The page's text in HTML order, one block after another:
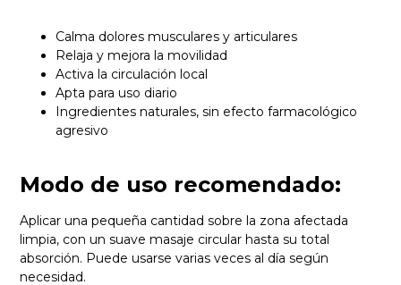
Calma dolores musculares y articulares
Relaja y mejora la movilidad
Activa la circulación local
Apta para uso diario
Ingredientes naturales, sin efecto farmacológico
agresivo
Modo de uso recomendado:
Aplicar una pequeña cantidad sobre la zona afectada
limpia, con un suave masaje circular hasta su total
absorción. Puede usarse varias veces al día según
necesidad.